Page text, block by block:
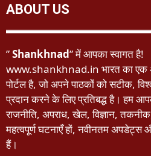
ABOUT US
”Shankhnad” में आपका स्वागत है!
www.shankhnad.in भारत का एक
पोर्टल है, जो अपने पाठकों को सटीक,
प्रदान करने के लिए प्रतिबद्ध है। हम
राजनीति, अपराध, खेल, विज्ञान,
महत्वपूर्ण घटनाएँ हों, नवीनतम अपडेट्स
हैं।